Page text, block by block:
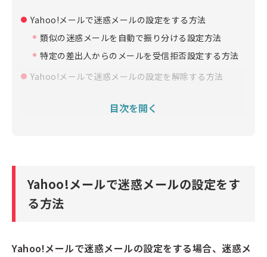
Yahoo!メールで迷惑メールの設定をする方法
類似の迷惑メールを自動で振り分ける設定方法
特定の差出人からのメールを受信拒否設定する方法
Yahoo!メールで迷惑メールの設定を解除する方法
特定の差出人からのメール受信拒否設定を解除する
迷惑メールの設定を見直す
フィルター設定で迷惑メールフォルダ以外に振り分
届くのか
目次を開く
Yahoo!メールで迷惑メールの設定をす
る方法
Yahoo!メールで迷惑メールの設定をする場合、迷惑メ